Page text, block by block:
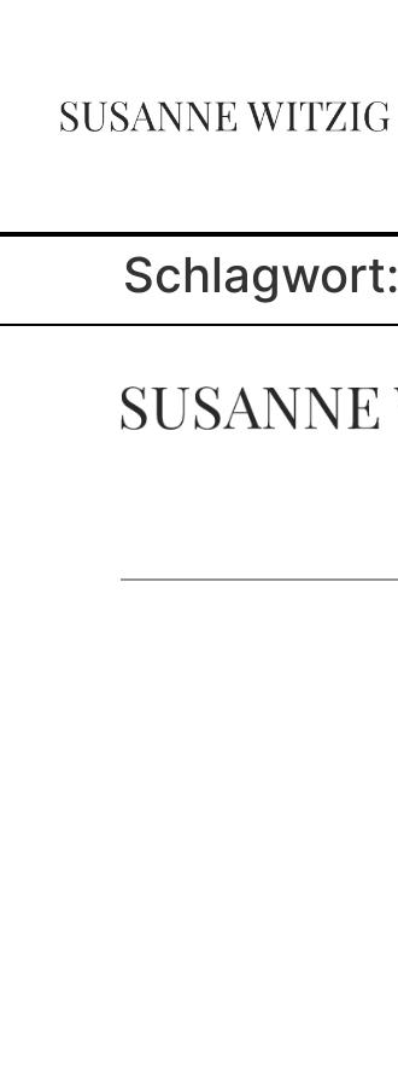
Schlagwort: